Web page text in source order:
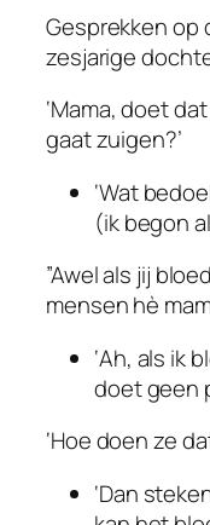
Gesprekken op
zesjarige
‘Mama, doet
gaat zuigen?’
‘Wat
(ik begon
”Awel als jij
mensen hè
‘Ah, als ik
doet geen
‘Hoe doen ze
‘Dan